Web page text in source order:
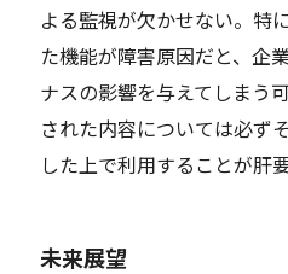
よる監視が欠かせない。特
た機能が障害原因だと、企
ナスの影響を与えてしまう
された内容については必ず
した上で利用することが肝
未来展望